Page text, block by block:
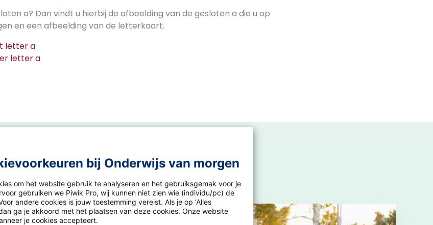
a? Dan vindt u hierbij de afbeelding van de gesloten a die u op
en een afbeelding van de letterkaart.
letter a
letter a
bij Onderwijs van morgen
om het website gebruik te analyseren en het gebruiksgemak voor je
gebruiken we Piwik Pro, wij kunnen niet zien wie (individu/pc) de
andere cookies is jouw toestemming vereist. Als je op ‘Alles
ga je akkoord met het plaatsen van deze cookies. Onze website
je cookies accepteert.